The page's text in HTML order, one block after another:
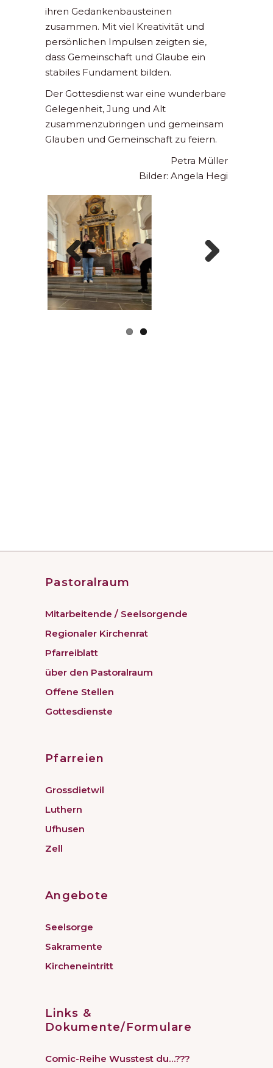
ihren Gedankenbausteinen
zusammen. Mit viel Kreativität und
persönlichen Impulsen zeigten sie,
dass Gemeinschaft und Glaube ein
stabiles Fundament bilden.
Der Gottesdienst war eine wunderbare
Gelegenheit, Jung und Alt
zusammenzubringen und gemeinsam
Glauben und Gemeinschaft zu feiern.
Petra Müller
Bilder: Angela Hegi
Previous
Pastoralraum
Mitarbeitende / Seelsorgende
Regionaler Kirchenrat
Pfarreiblatt
über den Pastoralraum
Offene Stellen
Gottesdienste
Pfarreien
Grossdietwil
Luthern
Ufhusen
Zell
Angebote
Seelsorge
Sakramente
Kircheneintritt
Links &
Dokumente/Formulare
Comic-Reihe Wusstest du…???